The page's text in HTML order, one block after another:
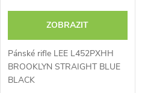
ZOBRAZIT
Pánské rifle LEE L452PXHH
BROOKLYN STRAIGHT BLUE
BLACK